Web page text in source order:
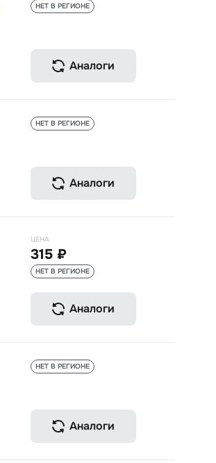
НЕТ В РЕГИОНЕ
Аналоги
НЕТ В РЕГИОНЕ
Аналоги
ЦЕНА
315 ₽
НЕТ В РЕГИОНЕ
Аналоги
НЕТ В РЕГИОНЕ
Аналоги